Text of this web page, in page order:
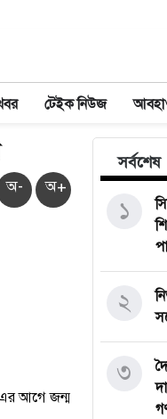
টেইক নিউজ
অ- অ+
এর আগে জন্ম
সর্বশেষ
১
২
৩